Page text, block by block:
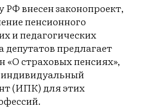
внесен законопроект,
пенсионного
и педагогических
предлагает
«О страховых пенсиях»,
(ИПК) для этих